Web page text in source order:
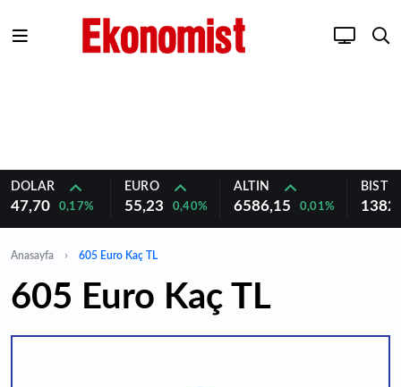
DOLAR
47,70 0,17%
EURO
55,23 0,40%
ALTIN
6586,15 0,01%
BIST
Anasayfa 605 Euro Kaç TL
605 Euro Kaç TL